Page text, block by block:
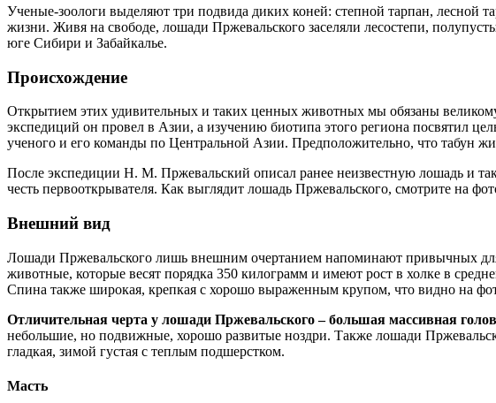
Ученые-зоологи выделяют три подвида диких коней: степной тарпан, лесной
жизни. Живя на свободе, лошади Пржевальского заселяли лесостепи,
юге Сибири и Забайкалье.
Происхождение
Открытием этих удивительных и таких ценных животных мы обязаны
экспедиций он провел в Азии, а изучению биотипа этого региона посвятил
ученого и его команды по Центральной Азии. Предположительно, что табун
После экспедиции Н. М. Пржевальский описал ранее неизвестную лошадь и
честь первооткрывателя. Как выглядит лошадь Пржевальского, смотрите на
Внешний вид
Лошади Пржевальского лишь внешним очертанием напоминают привычных
животные, которые весят порядка 350 килограмм и имеют рост в холке в
Спина также широкая, крепкая с хорошо выраженным крупом, что видно на
Отличительная черта у лошади Пржевальского – большая массивная
небольшие, но подвижные, хорошо развитые ноздри. Также лошади
гладкая, зимой густая с теплым подшерстком.
Масть